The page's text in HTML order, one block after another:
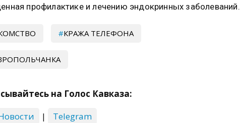
профилактике и лечению эндокринных заболеваний.
КРАЖА ТЕЛЕФОНА
на Голос Кавказа:
| Telegram